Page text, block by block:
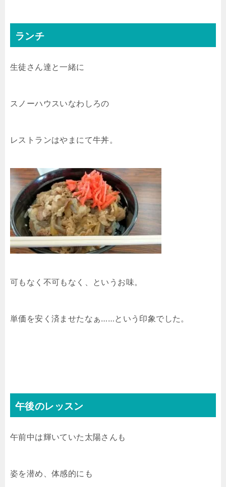
ランチ
生徒さん達と一緒に
スノーハウスいなわしろの
レストランはやまにて牛丼。
可もなく不可もなく、というお味。
単価を安く済ませたなぁ……という印象でした。
午後のレッスン
午前中は輝いていた太陽さんも
姿を潜め、体感的にも